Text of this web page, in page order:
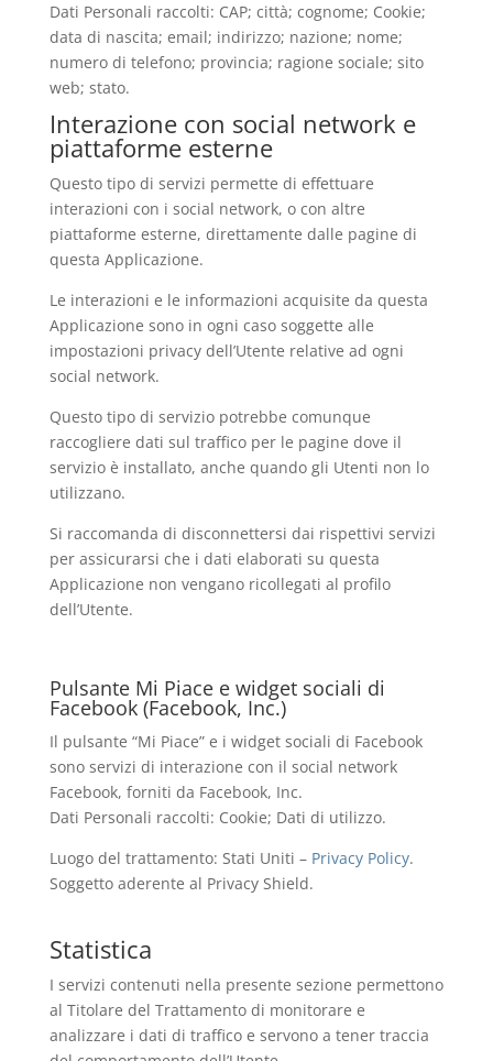
Dati Personali raccolti: CAP; città; cognome; Cookie;
data di nascita; email; indirizzo; nazione; nome;
numero di telefono; provincia; ragione sociale; sito
web; stato.
Interazione con social network e
piattaforme esterne
Questo tipo di servizi permette di effettuare
interazioni con i social network, o con altre
piattaforme esterne, direttamente dalle pagine di
questa Applicazione.
Le interazioni e le informazioni acquisite da questa
Applicazione sono in ogni caso soggette alle
impostazioni privacy dell’Utente relative ad ogni
social network.
Questo tipo di servizio potrebbe comunque
raccogliere dati sul traffico per le pagine dove il
servizio è installato, anche quando gli Utenti non lo
utilizzano.
Si raccomanda di disconnettersi dai rispettivi servizi
per assicurarsi che i dati elaborati su questa
Applicazione non vengano ricollegati al profilo
dell’Utente.
Pulsante Mi Piace e widget sociali di
Facebook (Facebook, Inc.)
Il pulsante “Mi Piace” e i widget sociali di Facebook
sono servizi di interazione con il social network
Facebook, forniti da Facebook, Inc.
Dati Personali raccolti: Cookie; Dati di utilizzo.
Luogo del trattamento: Stati Uniti – Privacy Policy.
Soggetto aderente al Privacy Shield.
Statistica
I servizi contenuti nella presente sezione permettono
al Titolare del Trattamento di monitorare e
analizzare i dati di traffico e servono a tener traccia